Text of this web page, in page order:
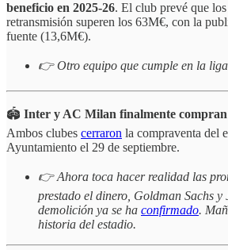
beneficio en 2025-26. El club prevé que
retransmisión superen los 63M€, con la
fuente (13,6M€).
👉 Otro equipo que cumple en la
🏟️ Inter y AC Milan finalmente
Ambos clubes cerraron la compraventa del
Ayuntamiento el 29 de septiembre.
👉 Ahora toca hacer realidad las
prestado el dinero, Goldman Sachs y
demolición ya se ha confirmado.
historia del estadio.